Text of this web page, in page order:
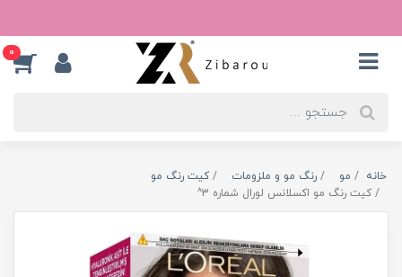
0
خانه مو رنگ مو و ملزومات
کیت رنگ مو
کیت رنگ مو اکسلانس لورال شماره 3^